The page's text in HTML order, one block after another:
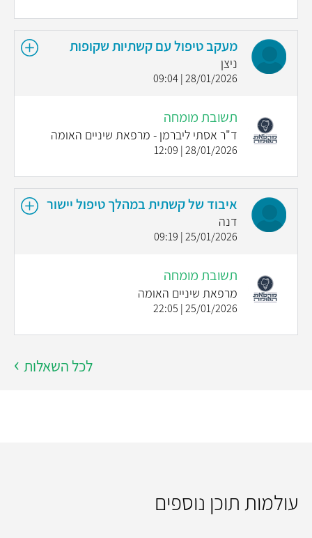
מעקב טיפול עם קשתיות שקופות
ניצן
28/01/2026 | 09:04
תשובת מומחה
ד"ר אסתי ליברמן - מרפאת שיניים האומה
28/01/2026 | 12:09
איבוד של קשתית במהלך טיפול יישור
דנה
25/01/2026 | 09:19
תשובת מומחה
מרפאת שיניים האומה
25/01/2026 | 22:05
לכל השאלות
עולמות תוכן נוספים